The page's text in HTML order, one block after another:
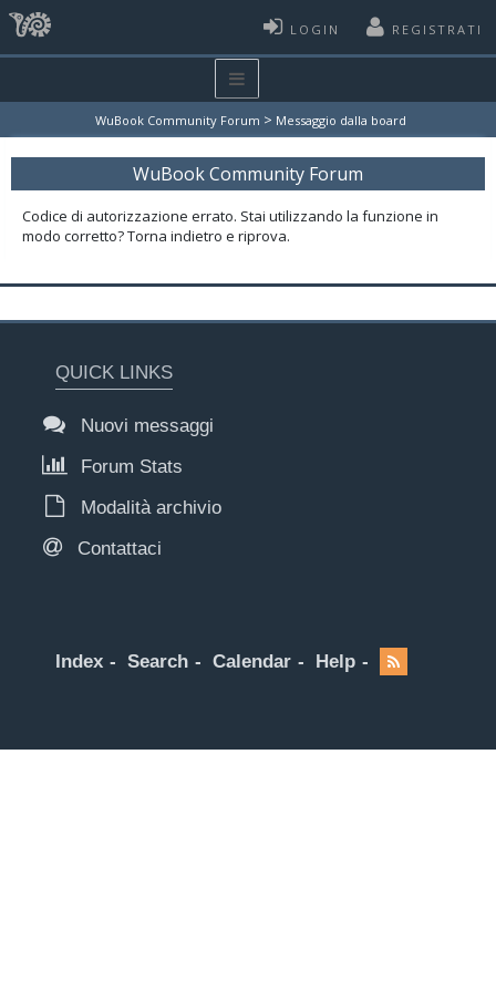
LOGIN REGISTRATI
WuBook Community Forum > Messaggio dalla board
WuBook Community Forum
Codice di autorizzazione errato. Stai utilizzando la funzione in
modo corretto? Torna indietro e riprova.
QUICK LINKS
Nuovi messaggi
Forum Stats
Modalità archivio
Contattaci
Index Search Calendar Help